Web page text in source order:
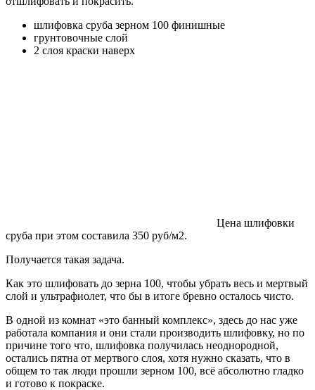
шлифовка сруба зерном 100 финишные
грунтовочные слой
2 слоя краски наверх
Цена шлифовки
сруба при этом составила 350 руб/м2.
Получается такая задача.
Как это шлифовать до зерна 100, чтобы убрать весь и мертвый
слой и ультрафиолет, что бы в итоге бревно осталось чисто.
В одной из комнат «это банный комплекс», здесь до нас уже
работала компания и они стали производить шлифовку, но по
причине того что, шлифовка получилась неоднородной,
остались пятна от мертвого слоя, хотя нужно сказать, что в
общем то так люди прошли зерном 100, всё абсолютно гладко
и готово к покраске.